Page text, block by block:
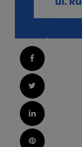
Facebook
Twitter
LinkedIn
Pinterest